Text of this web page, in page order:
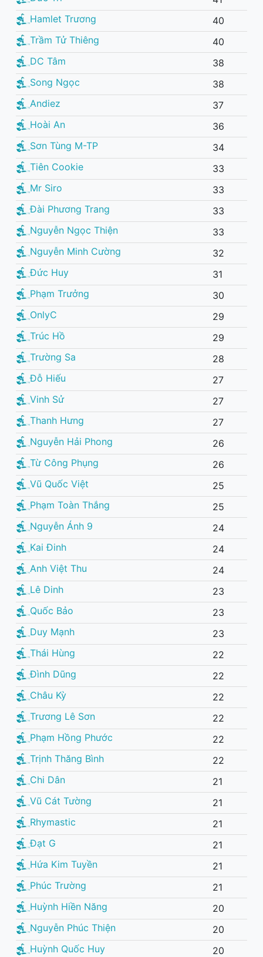
Hamlet Trương
40
Trầm Tử Thiêng
40
DC Tâm
38
Song Ngọc
38
Andiez
37
Hoài An
36
Sơn Tùng M-TP
34
Tiên Cookie
33
Mr Siro
33
Đài Phương Trang
33
Nguyễn Ngọc Thiện
33
Nguyễn Minh Cường
32
Đức Huy
31
Phạm Trưởng
30
OnlyC
29
Trúc Hồ
29
Trường Sa
28
Đỗ Hiếu
27
Vinh Sử
27
Thanh Hưng
27
Nguyễn Hải Phong
26
Từ Công Phụng
26
Vũ Quốc Việt
25
Phạm Toàn Thắng
25
Nguyễn Ánh 9
24
Kai Đinh
24
Anh Việt Thu
24
Lê Dinh
23
Quốc Bảo
23
Duy Mạnh
23
Thái Hùng
22
Đình Dũng
22
Châu Kỳ
22
Trương Lê Sơn
22
Phạm Hồng Phước
22
Trịnh Thăng Bình
22
Chi Dân
21
Vũ Cát Tường
21
Rhymastic
21
Đạt G
21
Hứa Kim Tuyền
21
Phúc Trường
21
Huỳnh Hiền Năng
20
Nguyễn Phúc Thiện
20
Huỳnh Quốc Huy
20